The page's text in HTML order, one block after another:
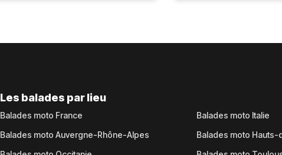
Les balades par lieu
Balades moto France
Balades moto Auvergne-Rhône-Alpes
Balades moto Italie
Balades moto Hauts-